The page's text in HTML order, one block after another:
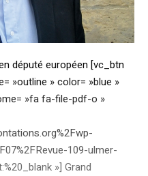
député européen [vc_btn
»outline » color= »blue »
»fa fa-file-pdf-o »
109-ulmer-
»] Grand